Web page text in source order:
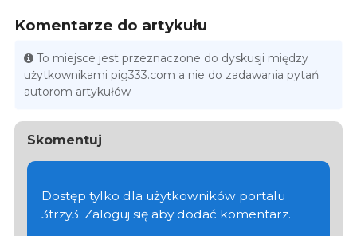
Komentarze do artykułu
To miejsce jest przeznaczone do dyskusji między
użytkownikami pig333.com a nie do zadawania pytań
autorom artykułów
Skomentuj
Dostęp tylko dla użytkowników portalu
3trzy3. Zaloguj się aby dodać komentarz.